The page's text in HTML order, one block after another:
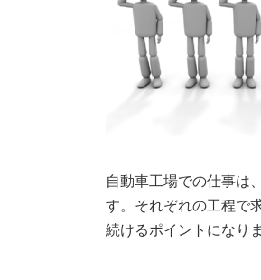
自動車工場での仕事は
す。それぞれの工程で
続けるポイントになり